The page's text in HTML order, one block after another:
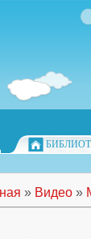
» Видео »